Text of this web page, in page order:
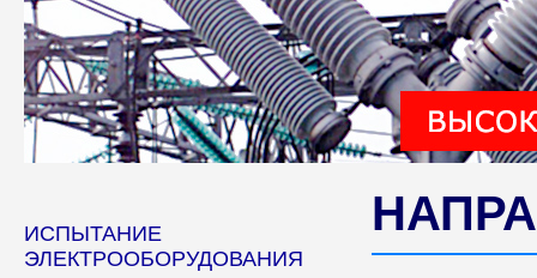
ИСПЫТАНИЕ
ЭЛЕКТРООБОРУДОВАНИЯ